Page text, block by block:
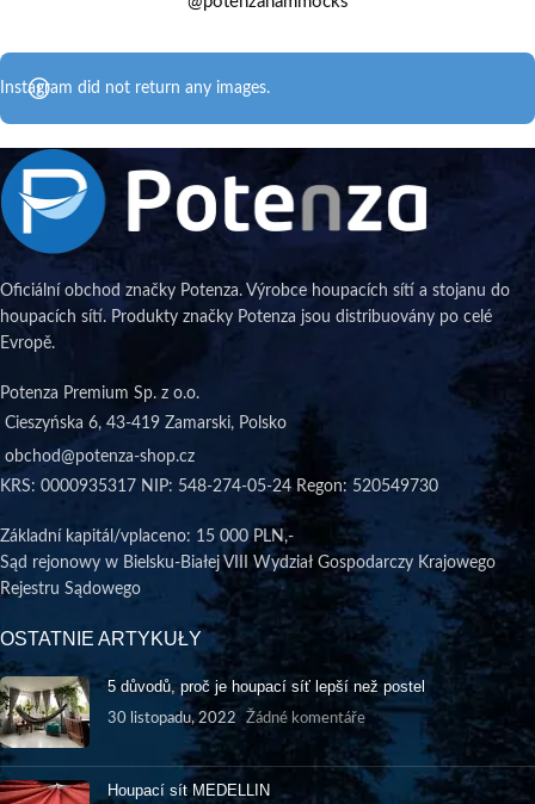
Instagram did not return any images.
Oficiální obchod značky Potenza. Výrobce houpacích sítí a stojanu do
houpacích sítí. Produkty značky Potenza jsou distribuovány po celé
Evropě.
Potenza Premium Sp. z o.o.
Cieszyńska 6, 43-419 Zamarski, Polsko
obchod@potenza-shop.cz
KRS: 0000935317 NIP: 548-274-05-24 Regon: 520549730
Základní kapitál/vplaceno: 15 000 PLN,-
Sąd rejonowy w Bielsku-Białej VIII Wydział Gospodarczy Krajowego
Rejestru Sądowego
OSTATNIE ARTYKUŁY
5 důvodů, proč je houpací síť lepší než postel
30 listopadu, 2022 Žádné komentáře
Houpací sít MEDELLIN